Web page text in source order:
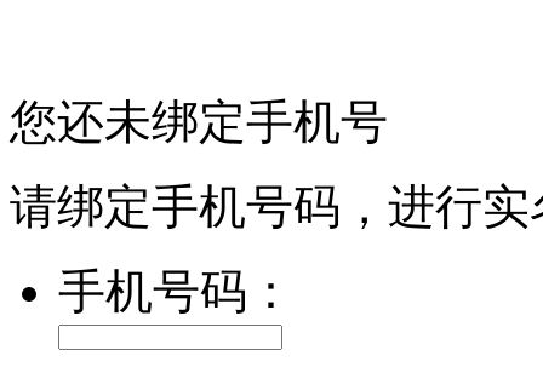
您还未绑定手机号
请绑定手机号码，进行
手机号码：